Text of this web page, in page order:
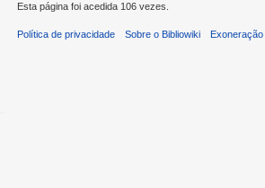
Esta página foi acedida 106 vezes.
Política de privacidade Sobre o Bibliowiki